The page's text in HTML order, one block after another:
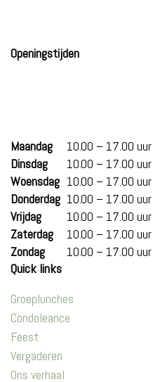
Openingstijden
Maandag
10.00 – 17.00 uur
Dinsdag
10.00 – 17.00 uur
Woensdag 10.00 – 17.00 uur
Donderdag 10.00 – 17.00 uur
Vrijdag
10.00 – 17.00 uur
Zaterdag
10.00 – 17.00 uur
Zondag
10.00 – 17.00 uur
Quick links
Groeplunches
Condoleance
Feest
Vergaderen
Ons verhaal